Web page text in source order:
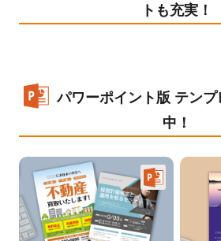
トも充実！
パワーポイント版 テン
中！